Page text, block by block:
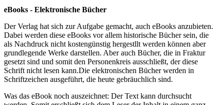
eBooks - Elektronische Bücher
Der Verlag hat sich zur Aufgabe gemacht, auch eBooks anzubieten.
Dabei werden diese eBooks vor allem historische Bücher sein, die
als Nachdruck nicht kostengünstig hergestllt werden können aber
grundlegende Werke darstellen. Aber auch Bücher, die in Fraktur
gesetzt sind und somit den Personenkreis ausschließt, der diese
Schrift nicht lesen kann.Die elektronischen Bücher werden in
Schriftzeichen ausgeführt, die heute gebräuchlich sind.
Was das eBook noch auszeichnet: Der Text kann durchsucht